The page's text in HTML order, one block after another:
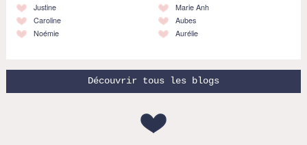
Justine
Caroline
Noémie
Marie Anh
Aubes
Aurélie
Découvrir tous les blogs